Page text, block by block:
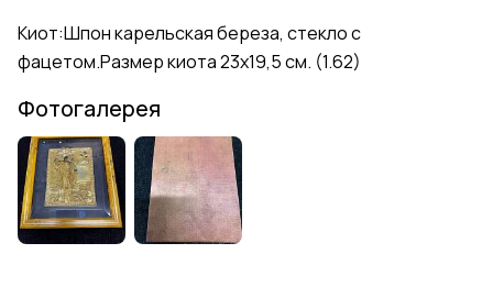
Киот:Шпон карельская береза, стекло с
фацетом.Размер киота 23х19,5 см. (1.62)
Фотогалерея